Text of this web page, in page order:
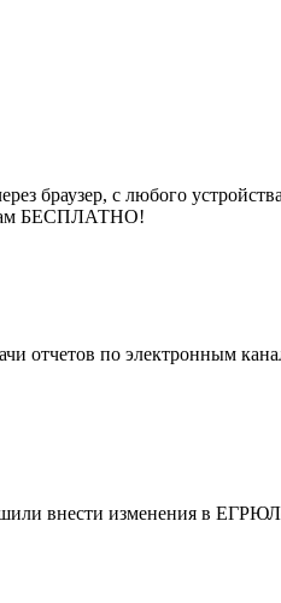
браузер, с любого
БЕСПЛАТНО!
отчетов по электронным
внести изменения в